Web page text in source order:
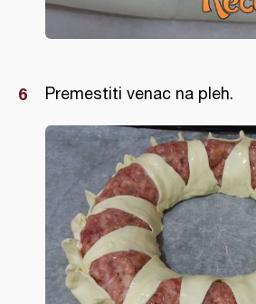
Premestiti venac na pleh.